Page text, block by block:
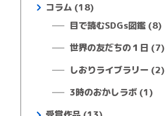
コラム (18)
目で読むSDGs図鑑 (8)
世界の友だちの１日 (7)
しおりライブラリー (2)
3時のおかしラボ (1)